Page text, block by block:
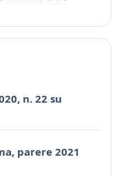
n. 22 su
parere 2021